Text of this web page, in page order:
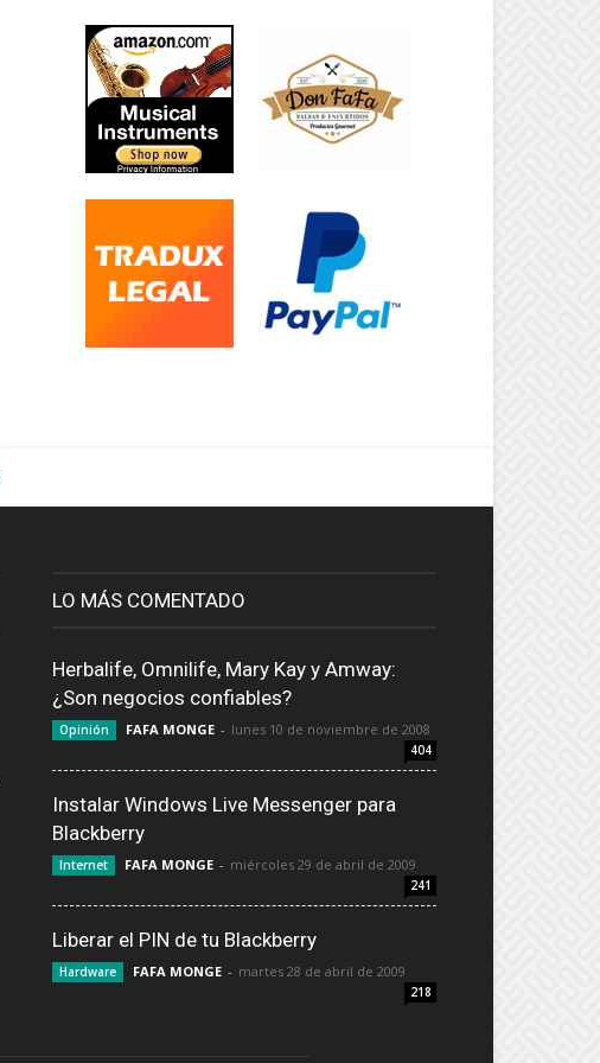
LO MÁS COMENTADO
Herbalife, Omnilife, Mary Kay y Amway:
¿Son negocios confiables?
Opinión FAFA MONGE - lunes 10 de noviembre de 2008
404
Instalar Windows Live Messenger para
Blackberry
Internet FAFA MONGE - miércoles 29 de abril de 2009
241
Liberar el PIN de tu Blackberry
Hardware FAFA MONGE - martes 28 de abril de 2009
218